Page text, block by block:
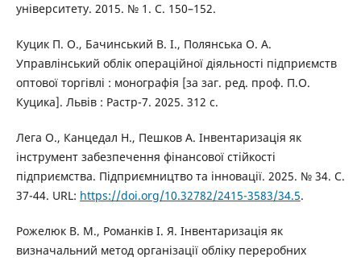
університету. 2015. № 1. С. 150–152.
Куцик П. О., Бачинський В. І., Полянська О. А.
Управлінський облік операційної діяльності підприємств
оптової торгівлі : монографія [за заг. ред. проф. П.О.
Куцика]. Львів : Растр-7. 2025. 312 с.
Лега О., Канцедал Н., Пешков А. Інвентаризація як
інструмент забезпечення фінансової стійкості
підприємства. Підприємництво та інновації. 2025. № 34. С.
37-44. URL: https://doi.org/10.32782/2415-3583/34.5.
Рожелюк В. М., Романків І. Я. Інвентаризація як
визначальний метод організації обліку переробних